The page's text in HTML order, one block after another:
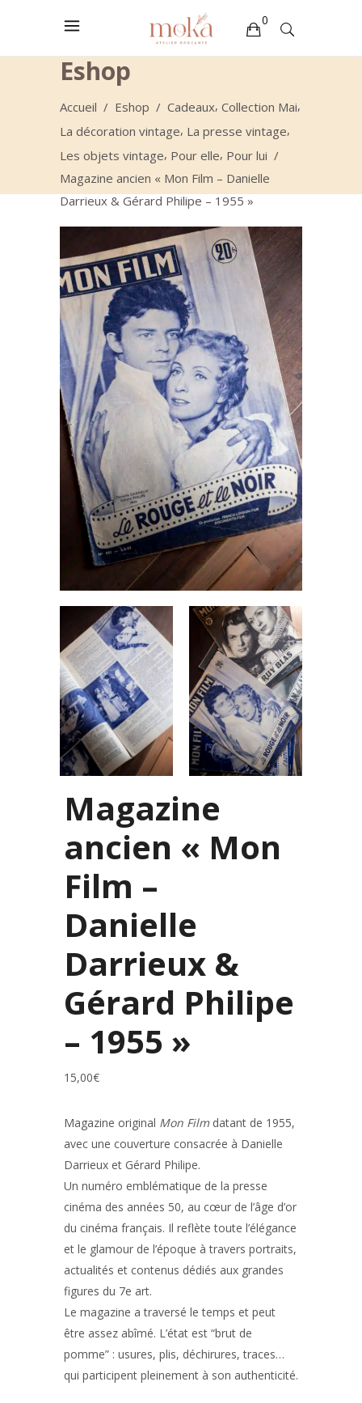
0
Votre sélection est vide
Eshop
Accueil / Eshop / Cadeaux, Collection Mai,
La décoration vintage, La presse vintage,
Les objets vintage, Pour elle, Pour lui /
Magazine ancien « Mon Film – Danielle
Darrieux & Gérard Philipe – 1955 »
Magazine
ancien « Mon
Film –
Danielle
Darrieux &
Gérard Philipe
– 1955 »
15,00€
Magazine original Mon Film datant de 1955,
avec une couverture consacrée à Danielle
Darrieux et Gérard Philipe.
Un numéro emblématique de la presse
cinéma des années 50, au cœur de l’âge d’or
du cinéma français. Il reflète toute l’élégance
et le glamour de l’époque à travers portraits,
actualités et contenus dédiés aux grandes
figures du 7e art.
Le magazine a traversé le temps et peut
être assez abîmé. L’état est “brut de
pomme” : usures, plis, déchirures, traces…
qui participent pleinement à son authenticité.